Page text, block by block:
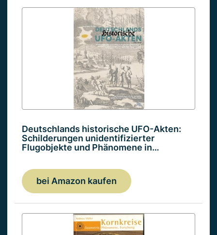
Deutschlands historische UFO-Akten:
Schilderungen unidentifizierter
Flugobjekte und Phänomene in…
bei Amazon kaufen